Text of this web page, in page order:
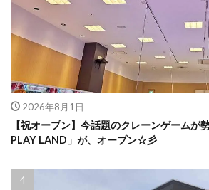
2026年8月1日
【祝オープン】今話題のクレーンゲームが
PLAY LAND」が、オープン☆彡